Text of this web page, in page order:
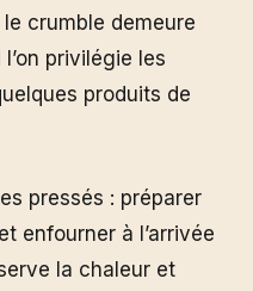
crumble demeure
privilégie les
produits de
pressés : préparer
enfourner à l’arrivée
la chaleur et